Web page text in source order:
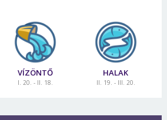
VÍZÖNTŐ
I. 20. - II. 18.
HALAK
II. 19. - III. 20.